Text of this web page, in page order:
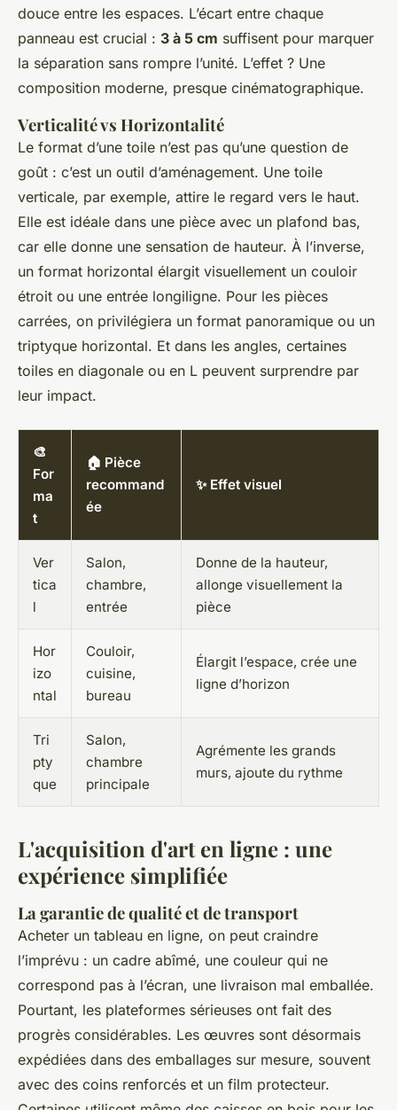
douce entre les espaces. L’écart entre chaque
panneau est crucial : 3 à 5 cm suffisent pour marquer
la séparation sans rompre l’unité. L’effet ? Une
composition moderne, presque cinématographique.
Verticalité vs Horizontalité
Le format d’une toile n’est pas qu’une question de
goût : c’est un outil d’aménagement. Une toile
verticale, par exemple, attire le regard vers le haut.
Elle est idéale dans une pièce avec un plafond bas,
car elle donne une sensation de hauteur. À l’inverse,
un format horizontal élargit visuellement un couloir
étroit ou une entrée longiligne. Pour les pièces
carrées, on privilégiera un format panoramique ou un
triptyque horizontal. Et dans les angles, certaines
toiles en diagonale ou en L peuvent surprendre par
leur impact.
🎨
For
ma
t
🏠 Pièce
recommand
ée
✨ Effet visuel
Ver
tica
l
Salon,
chambre,
entrée
Donne de la hauteur,
allonge visuellement la
pièce
Hor
izo
ntal
Couloir,
cuisine,
bureau
Élargit l’espace, crée une
ligne d’horizon
Tri
pty
que
Salon,
chambre
principale
Agrémente les grands
murs, ajoute du rythme
L'acquisition d'art en ligne : une
expérience simplifiée
La garantie de qualité et de transport
Acheter un tableau en ligne, on peut craindre
l’imprévu : un cadre abîmé, une couleur qui ne
correspond pas à l’écran, une livraison mal emballée.
Pourtant, les plateformes sérieuses ont fait des
progrès considérables. Les œuvres sont désormais
expédiées dans des emballages sur mesure, souvent
avec des coins renforcés et un film protecteur.